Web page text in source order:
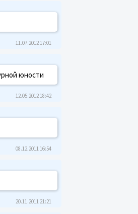
11.07.2012 17:01
юности
12.05.2012 18:42
08.12.2011 16:54
20.11.2011 21:21